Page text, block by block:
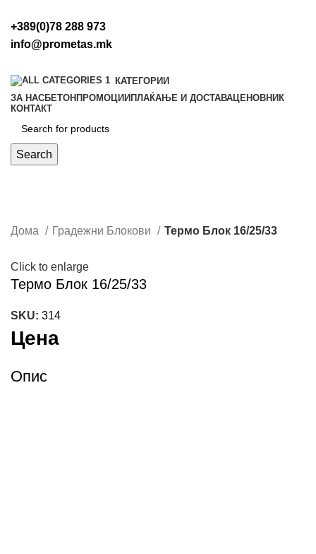
+389(0)78 288 973
info@prometas.mk
КАТЕГОРИИ
ЗА НАСБЕТОН ПРОМОЦИИ ПЛАЌАЊЕ И ДОСТАВАЦЕНОВНИК
КОНТАКТ
Search
Дома Градежни Блокови Термо Блок 16/25/33
Click to enlarge
Термо Блок 16/25/33
SKU: 314
Цена
Опис